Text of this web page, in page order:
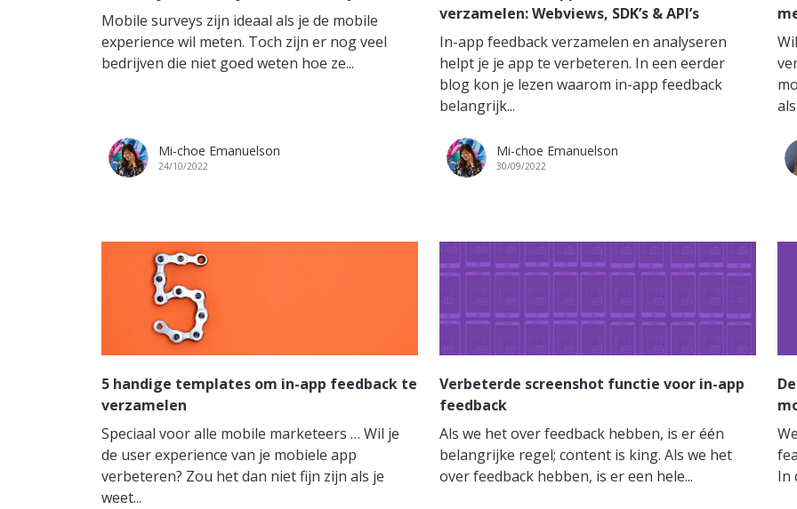
Mobile surveys zijn ideaal als je de mobile
experience wil meten. Toch zijn er nog veel
bedrijven die niet goed weten hoe ze...
Mi-choe Emanuelson
24/10/2022
verzamelen: Webviews, SDK’s & API’s
In-app feedback verzamelen en analyseren
helpt je je app te verbeteren. In een eerder
blog kon je lezen waarom in-app feedback
belangrijk...
Mi-choe Emanuelson
30/09/2022
5 handige templates om in-app feedback te
verzamelen
Speciaal voor alle mobile marketeers … Wil je
de user experience van je mobiele app
verbeteren? Zou het dan niet fijn zijn als je
weet...
Verbeterde screenshot functie voor in-app
feedback
Als we het over feedback hebben, is er één
belangrijke regel; content is king. Als we het
over feedback hebben, is er een hele...
In